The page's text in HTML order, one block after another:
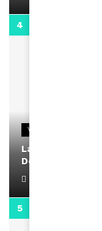
VIDEOS
La rubrique
Docteur Makanda